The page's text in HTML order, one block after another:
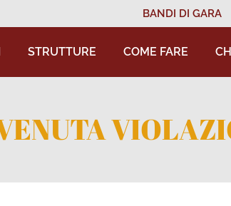
BANDI DI GARA
STRUTTURE COME FARE